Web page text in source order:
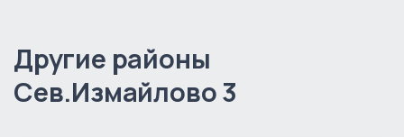
Другие районы
Сев.Измайлово 3